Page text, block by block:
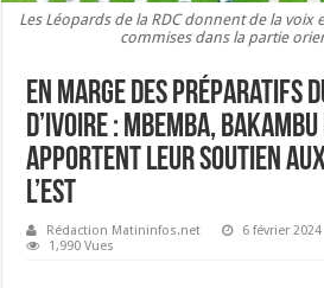
Les Léopards de la RDC donnent de la
commises dans la partie
En marge des préparatifs
d’Ivoire : Mbemba,
apportent leur soutien
l’Est
Rédaction Matininfos.net 6 février 2024
1,990 Vues